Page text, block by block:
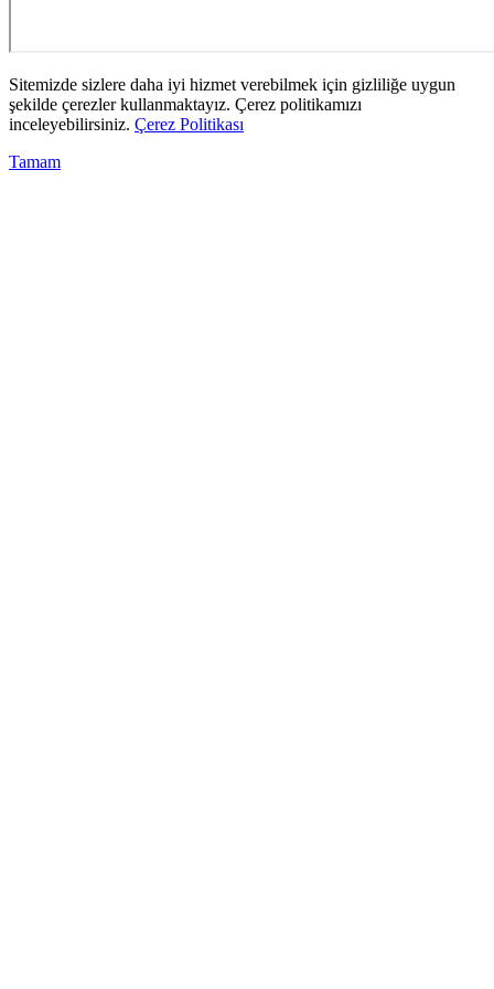
Sitemizde sizlere daha iyi hizmet verebilmek için gizliliğe uygun
şekilde çerezler kullanmaktayız. Çerez politikamızı
inceleyebilirsiniz. Çerez Politikası
Tamam